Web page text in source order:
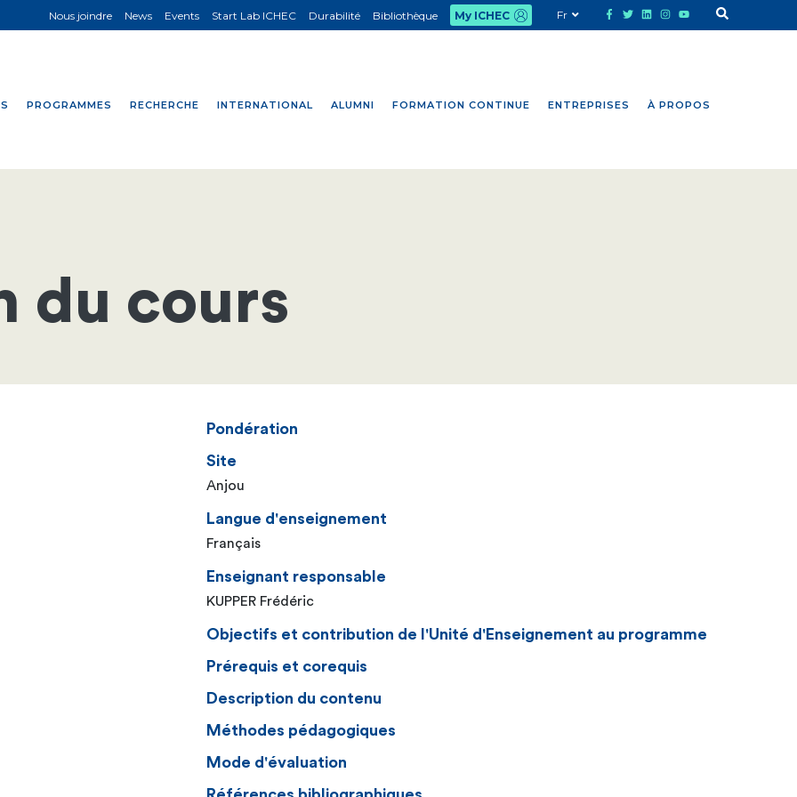
PROGRAMMES RECHERCHE INTERNATIONAL ALUMNI FORMATION CONTINUE ENTREPRISES À PROPOS
Nous joindre News Events Start Lab ICHEC Durabilité Bibliothèque My ICHEC Fr
du cours
Pondération
Site
Anjou
Langue d'enseignement
Français
Enseignant responsable
KUPPER Frédéric
Objectifs et contribution de l'Unité d'Enseignement au programme
Prérequis et corequis
Description du contenu
Méthodes pédagogiques
Mode d'évaluation